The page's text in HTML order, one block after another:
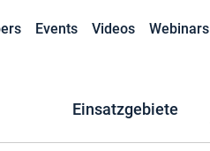
Events Videos Webinars
Einsatzgebiete